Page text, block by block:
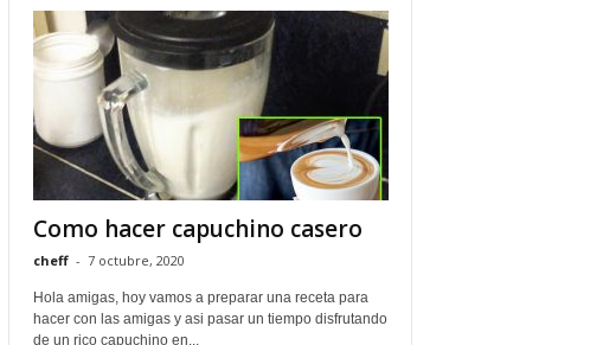
Como hacer capuchino casero
cheff - 7 octubre, 2020
Hola amigas, hoy vamos a preparar una receta para
hacer con las amigas y asi pasar un tiempo disfrutando
de un rico capuchino en...